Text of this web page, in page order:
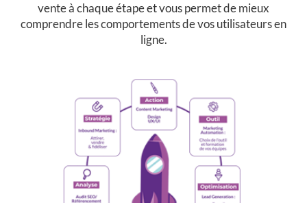
vente à chaque étape et vous permet de mieux
comprendre les comportements de vos utilisateurs en
ligne.